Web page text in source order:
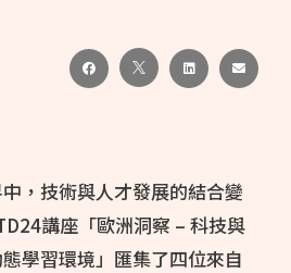
，技術與人才發展的結合變
講座「歐洲洞察 – 科技與
學習環境」匯集了四位來自